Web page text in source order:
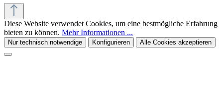
Diese Website verwendet Cookies, um eine bestmögliche Erfahrung
bieten zu können. Mehr Informationen ...
Nur technisch notwendige Konfigurieren Alle Cookies akzeptieren